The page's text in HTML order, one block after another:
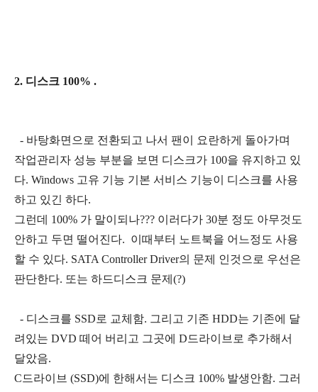
2. 디스크 100% .
- 바탕화면으로 전환되고 나서 팬이 요란하게 돌아가며
작업관리자 성능 부분을 보면 디스크가 100을 유지하고 있
다. Windows 고유 기능 기본 서비스 기능이 디스크를 사용
하고 있긴 하다.
그런데 100% 가 말이되나??? 이러다가 30분 정도 아무것도
안하고 두면 떨어진다. 이때부터 노트북을 어느정도 사용
할 수 있다. SATA Controller Driver의 문제 인것으로 우선은
판단한다. 또는 하드디스크 문제(?)
- 디스크를 SSD로 교체함. 그리고 기존 HDD는 기존에 달
려있는 DVD 떼어 버리고 그곳에 D드라이브로 추가해서
달았음.
C드라이브 (SSD)에 한해서는 디스크 100% 발생안함. 그러